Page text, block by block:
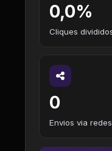
0,0%
Cliques
0
Envios via